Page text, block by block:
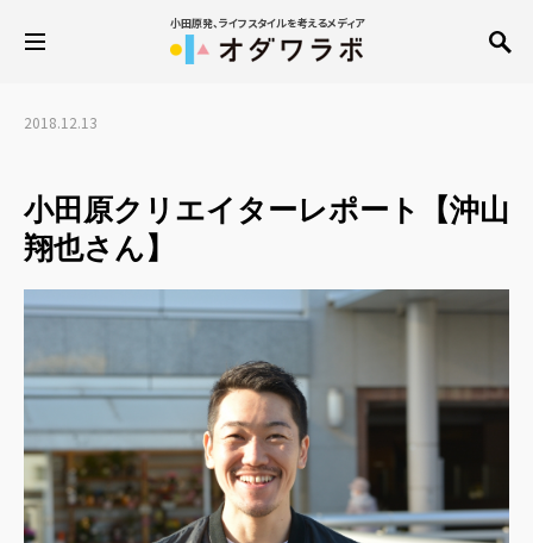
小田原発、ライフスタイルを考えるメディア
2018.12.13
小田原クリエイターレポート【沖山
翔也さん】